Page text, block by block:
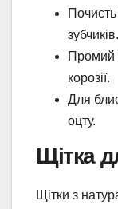
зубчиків.
Промий
корозії.
Для
оцту.
Щітка
Щітки з